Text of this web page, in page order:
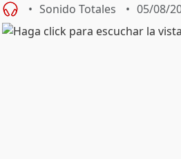
Sonido Totales 05/08/